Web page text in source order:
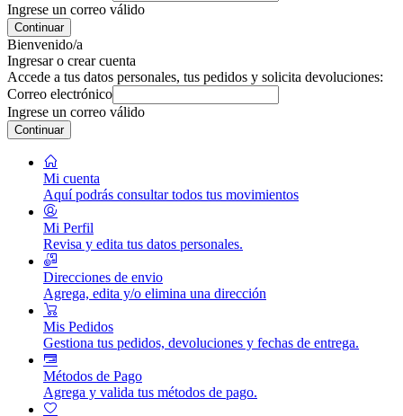
Ingrese un correo válido
Continuar
Bienvenido/a
Ingresar o crear cuenta
Accede a tus datos personales, tus pedidos y solicita devoluciones:
Correo electrónico
Ingrese un correo válido
Continuar
Mi cuenta
Aquí podrás consultar todos tus movimientos
Mi Perfil
Revisa y edita tus datos personales.
Direcciones de envio
Agrega, edita y/o elimina una dirección
Mis Pedidos
Gestiona tus pedidos, devoluciones y fechas de entrega.
Métodos de Pago
Agrega y valida tus métodos de pago.